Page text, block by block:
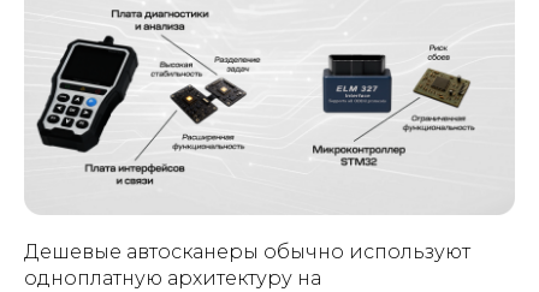
Дешевые автосканеры обычно используют
одноплатную архитектуру на